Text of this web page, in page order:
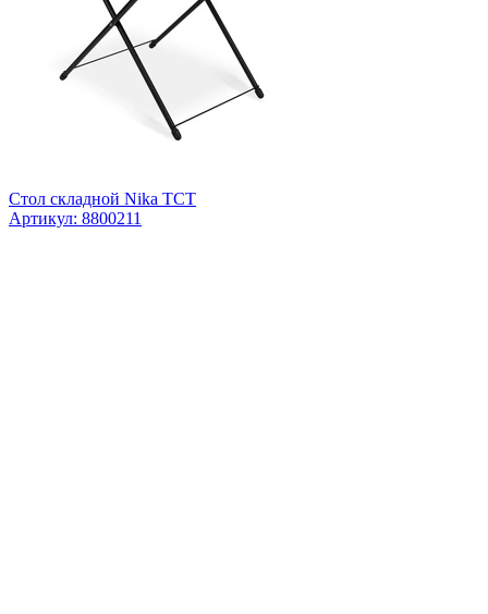
Стол складной Nika ТСТ
Артикул: 8800211